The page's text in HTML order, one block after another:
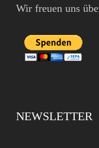
Wir freuen uns
NEWSLETTER